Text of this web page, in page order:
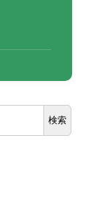
検索